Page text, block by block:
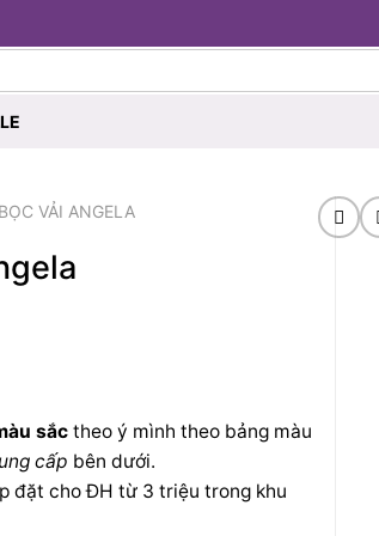
VẢI ANGELA
sắctheo ý mình theo bảng màu
cấp bên dưới.
đặt cho ĐH từ 3 triệu trong khu